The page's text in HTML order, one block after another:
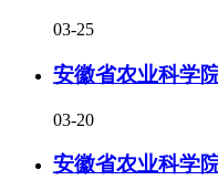
03-25
安徽省农业科学
03-20
安徽省农业科学